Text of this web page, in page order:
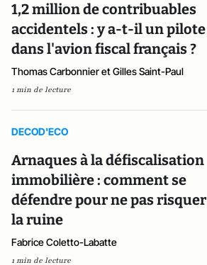
1,2 million de contribuables
accidentels : y a-t-il un pilote
dans l'avion fiscal français ?
Thomas Carbonnier et Gilles Saint-Paul
1 min de lecture
DECOD'ECO
Arnaques à la défiscalisation
immobilière : comment se
défendre pour ne pas risquer
la ruine
Fabrice Coletto-Labatte
1 min de lecture